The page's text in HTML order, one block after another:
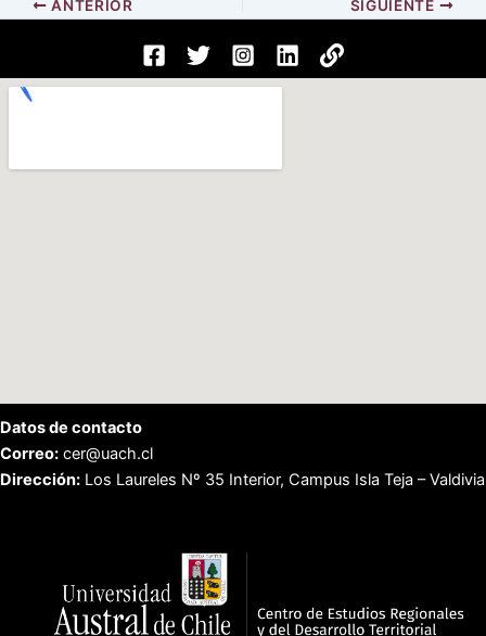
ANTERIOR SIGUIENTE
Datos de contacto
Correo: cer@uach.cl
Dirección: Los Laureles Nº 35 Interior, Campus Isla Teja – Valdivia